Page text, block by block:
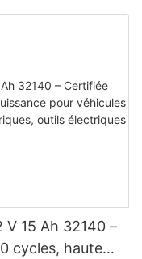
V 15 Ah 32140 –
cycles, haute